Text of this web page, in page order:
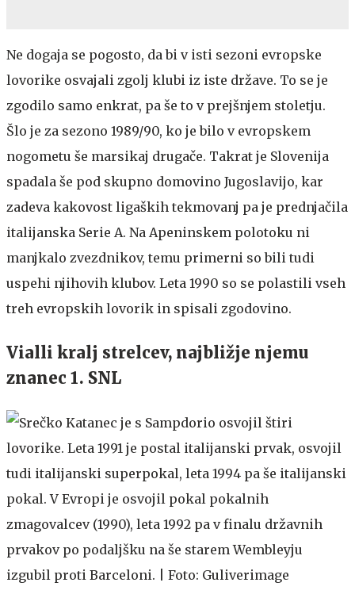
Ne dogaja se pogosto, da bi v isti sezoni evropske
lovorike osvajali zgolj klubi iz iste države. To se je
zgodilo samo enkrat, pa še to v prejšnjem stoletju.
Šlo je za sezono 1989/90, ko je bilo v evropskem
nogometu še marsikaj drugače. Takrat je Slovenija
spadala še pod skupno domovino Jugoslavijo, kar
zadeva kakovost ligaških tekmovanj pa je prednjačila
italijanska Serie A. Na Apeninskem polotoku ni
manjkalo zvezdnikov, temu primerni so bili tudi
uspehi njihovih klubov. Leta 1990 so se polastili vseh
treh evropskih lovorik in spisali zgodovino.
Vialli kralj strelcev, najbližje njemu
znanec 1. SNL